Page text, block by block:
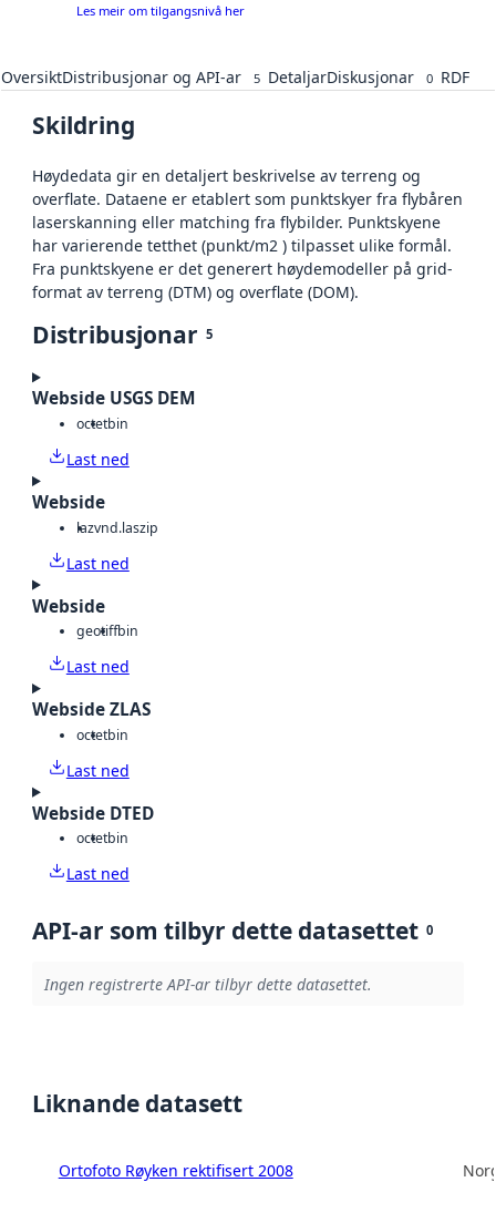
Les meir om tilgangsnivå her
OversiktDistribusjonar og API-ar 5 DetaljarDiskusjonar 0 RDF
Skildring
Høydedata gir en detaljert beskrivelse av terreng og
overflate. Dataene er etablert som punktskyer fra flybåren
laserskanning eller matching fra flybilder. Punktskyene
har varierende tetthet (punkt/m2 ) tilpasset ulike formål.
Fra punktskyene er det generert høydemodeller på grid-
format av terreng (DTM) og overflate (DOM).
Distribusjonar 5
Webside USGS DEM
octetbin
Last ned
Webside
lazvnd.laszip
Last ned
Webside
geotiffbin
Last ned
Webside ZLAS
octetbin
Last ned
Webside DTED
octetbin
Last ned
API-ar som tilbyr dette datasettet 0
Ingen registrerte API-ar tilbyr dette datasettet.
Liknande datasett
Ortofoto Røyken rektifisert 2008